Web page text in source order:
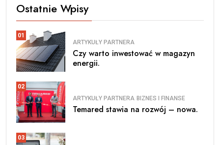
Ostatnie Wpisy
01
ARTYKUŁY PARTNERA
Czy warto inwestować w magazyn
energii.
02
ARTYKUŁY PARTNERA BIZNES I FINANSE
Temared stawia na rozwój – nowa.
03